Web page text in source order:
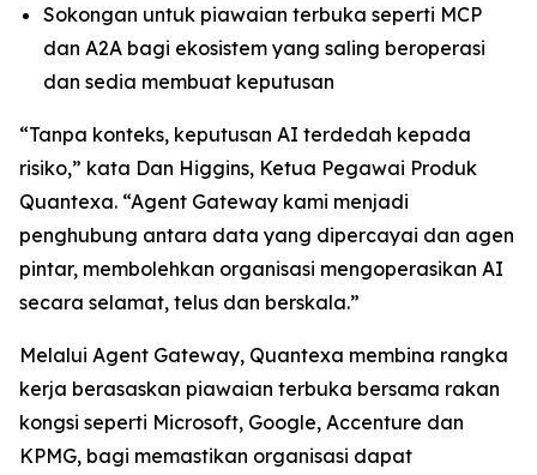
Sokongan untuk piawaian terbuka seperti MCP
dan A2A bagi ekosistem yang saling beroperasi
dan sedia membuat keputusan
“Tanpa konteks, keputusan AI terdedah kepada
risiko,” kata Dan Higgins, Ketua Pegawai Produk
Quantexa. “Agent Gateway kami menjadi
penghubung antara data yang dipercayai dan agen
pintar, membolehkan organisasi mengoperasikan AI
secara selamat, telus dan berskala.”
Melalui Agent Gateway, Quantexa membina rangka
kerja berasaskan piawaian terbuka bersama rakan
kongsi seperti Microsoft, Google, Accenture dan
KPMG, bagi memastikan organisasi dapat